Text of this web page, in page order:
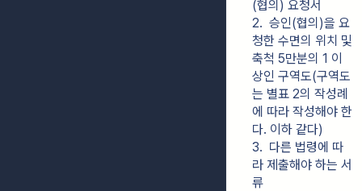
(협의) 요청서
2.  승인(협의)을 요
청한 수면의 위치 및
축척 5만분의 1 이
상인 구역도(구역도
는 별표 2의 작성례
에 따라 작성해야 한
다. 이하 같다)
3.  다른 법령에 따
라 제출해야 하는 서
류